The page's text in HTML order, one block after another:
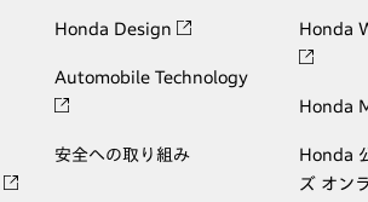
Honda Design
Automobile Technology
安全への取り組み
Honda
Honda
Honda
ズ オン